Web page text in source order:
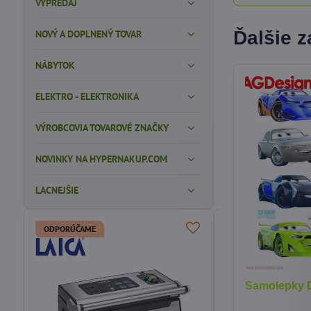
Ďalšie
Samolepky
VÝPREDAJ
NOVÝ A DOPLNENÝ TOVAR
NÁBYTOK
ELEKTRO - ELEKTRONIKA
VÝROBCOVIA TOVAROVÉ ZNAČKY
NOVINKY NA HYPERNAKUP.COM
LACNEJŠIE
ODPORÚČAME